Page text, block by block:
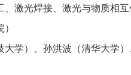
激光焊接、激光与物质相互
大学）、孙洪波（清华大学